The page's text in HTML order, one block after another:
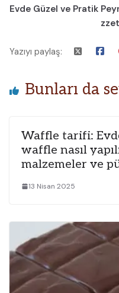
Evde Güzel ve Pratik
Yazıyı paylaş:
Bunları da
Waffle tarifi:
waffle nasıl
malzemeler ve
13 Nisan 2025